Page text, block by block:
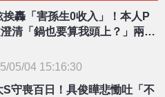
挨轟「害孫生0收入」！本人P
清「鍋也要算我頭上？」兩人
05/04 15:16:30
S守喪百日！具俊曄悲慟吐「不